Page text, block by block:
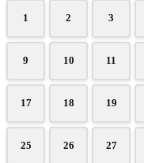
1 2 3
9 10 11
17 18 19
25 26 27